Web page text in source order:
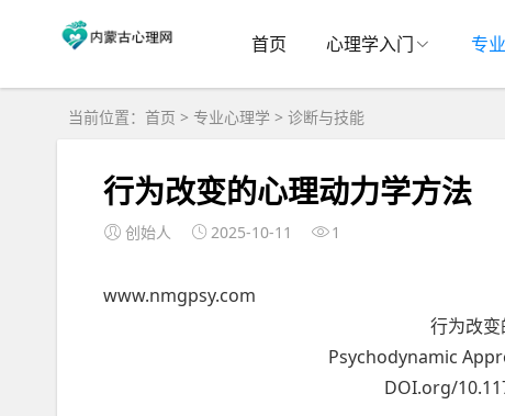
首页 心理学入门 专
当前位置： 首页 > 专业心理学 > 诊断与技能
行为改变的心理动力学方法
创始人 2025-10-11 1
www.nmgpsy.com
行为改
Psychodynamic
DOI.org/